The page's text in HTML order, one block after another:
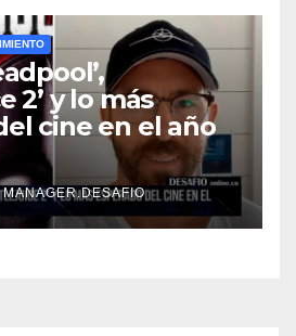
2’ y lo más
cine en el año
MANAGER.DESAFIO